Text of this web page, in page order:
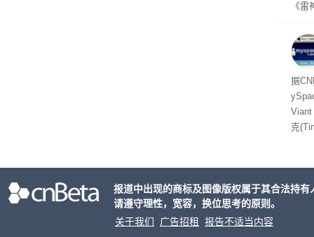
《
ox
出震
据
Viant
克
算法
报道中出现的商标及图像版权属于其合法持
请遵守理性，宽容，换位思考的原则。
关于我们
广告招租
报告不适当内容